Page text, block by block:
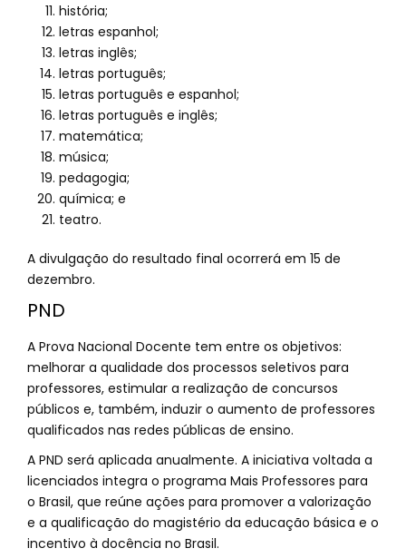
história;
letras espanhol;
letras inglês;
letras português;
letras português e espanhol;
letras português e inglês;
matemática;
música;
pedagogia;
química; e
teatro.
A divulgação do resultado final ocorrerá em 15 de
dezembro.
PND
A Prova Nacional Docente tem entre os objetivos:
melhorar a qualidade dos processos seletivos para
professores, estimular a realização de concursos
públicos e, também, induzir o aumento de professores
qualificados nas redes públicas de ensino.
A PND será aplicada anualmente. A iniciativa voltada a
licenciados integra o programa Mais Professores para
o Brasil, que reúne ações para promover a valorização
e a qualificação do magistério da educação básica e o
incentivo à docência no Brasil.